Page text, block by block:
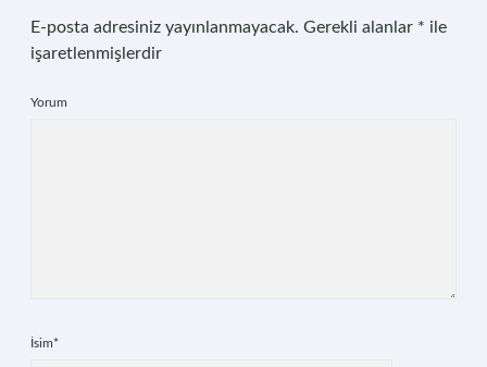
E-posta adresiniz yayınlanmayacak. Gerekli alanlar * ile
işaretlenmişlerdir
Yorum
İsim*